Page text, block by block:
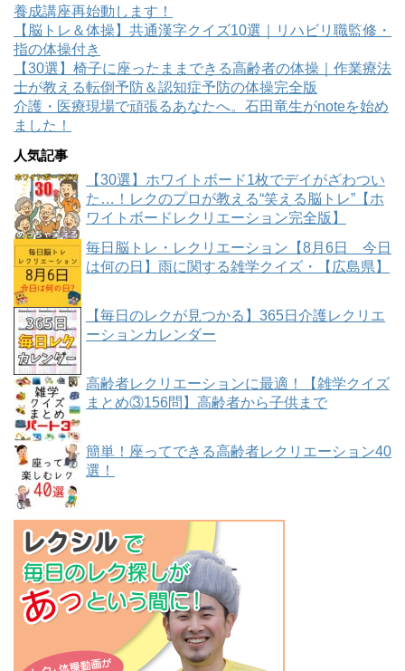
養成講座再始動します！
【脳トレ＆体操】共通漢字クイズ10選｜リハビリ職監修・
指の体操付き
【30選】椅子に座ったままできる高齢者の体操｜作業療法
士が教える転倒予防＆認知症予防の体操完全版
介護・医療現場で頑張るあなたへ。石田竜生がnoteを始め
ました！
人気記事
【30選】ホワイトボード1枚でデイがざわつい
た…！レクのプロが教える“笑える脳トレ”【ホ
ワイトボードレクリエーション完全版】
毎日脳トレ・レクリエーション【8月6日 今日
は何の日】雨に関する雑学クイズ・【広島県】
【毎日のレクが見つかる】365日介護レクリエ
ーションカレンダー
高齢者レクリエーションに最適！【雑学クイズ
まとめ③156問】高齢者から子供まで
簡単！座ってできる高齢者レクリエーション40
選！